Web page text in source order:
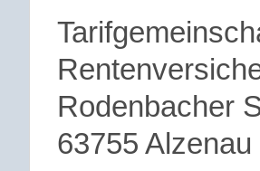
Rodenbacher
63755 Alzenau